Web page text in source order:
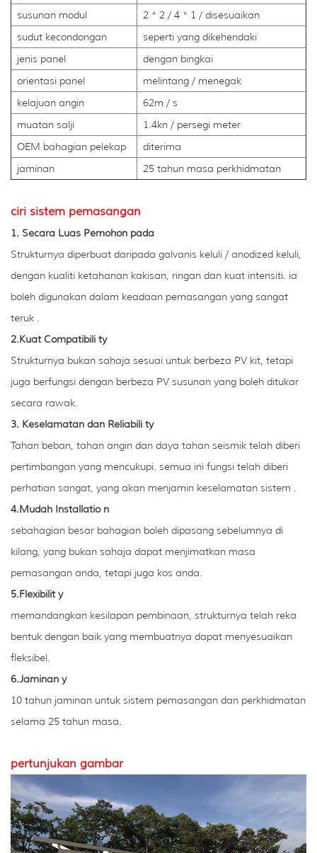
susunan modul
2 * 2 / 4 * 1 / disesuaikan
sudut kecondongan
seperti yang dikehendaki
jenis panel
dengan bingkai
orientasi panel
melintang / menegak
kelajuan angin
62m / s
muatan salji
1.4kn / persegi meter
OEM bahagian pelekap
diterima
jaminan
25 tahun masa perkhidmatan
ciri sistem pemasangan
1. Secara Luas Pemohon pada
Strukturnya diperbuat daripada galvanis keluli / anodized keluli,
dengan kualiti ketahanan kakisan, ringan dan kuat intensiti. ia
boleh digunakan dalam keadaan pemasangan yang sangat
teruk .
2.Kuat Compatibili ty
Strukturnya bukan sahaja sesuai untuk berbeza PV kit, tetapi
juga berfungsi dengan berbeza PV susunan yang boleh ditukar
secara rawak.
3. Keselamatan dan Reliabili ty
Tahan beban, tahan angin dan daya tahan seismik telah diberi
pertimbangan yang mencukupi. semua ini fungsi telah diberi
perhatian sangat, yang akan menjamin keselamatan sistem .
4.Mudah Installatio n
sebahagian besar bahagian boleh dipasang sebelumnya di
kilang, yang bukan sahaja dapat menjimatkan masa
pemasangan anda, tetapi juga kos anda.
5.Flexibilit y
memandangkan kesilapan pembinaan, strukturnya telah reka
bentuk dengan baik yang membuatnya dapat menyesuaikan
fleksibel.
6.Jaminan y
10 tahun jaminan untuk sistem pemasangan dan perkhidmatan
selama 25 tahun masa.
pertunjukan gambar